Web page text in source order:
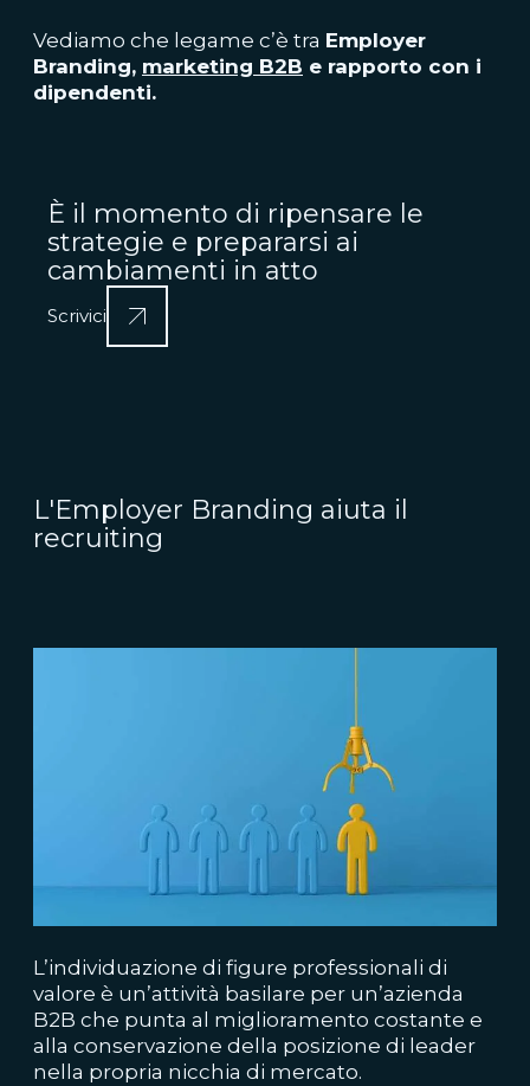
Vediamo che legame c’è tra Employer
Branding, marketing B2B e rapporto con i
dipendenti.
È il momento di ripensare le
strategie e prepararsi ai
cambiamenti in atto
Scrivici
L'Employer Branding aiuta il
recruiting
L’individuazione di figure professionali di
valore è un’attività basilare per un’azienda
B2B che punta al miglioramento costante e
alla conservazione della posizione di leader
nella propria nicchia di mercato.